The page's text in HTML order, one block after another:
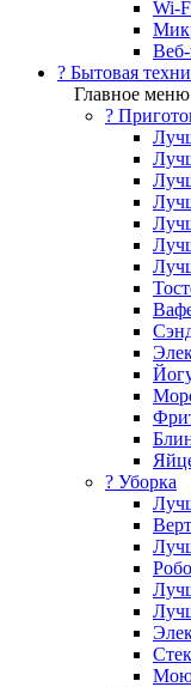
Wi-
? Бытовая
Главное меню
?
? Уборка